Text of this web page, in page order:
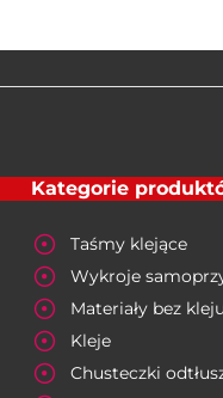
Kategorie
Taśmy klejące
Wykroje
Materiały bez kleju
Kleje
Chusteczki